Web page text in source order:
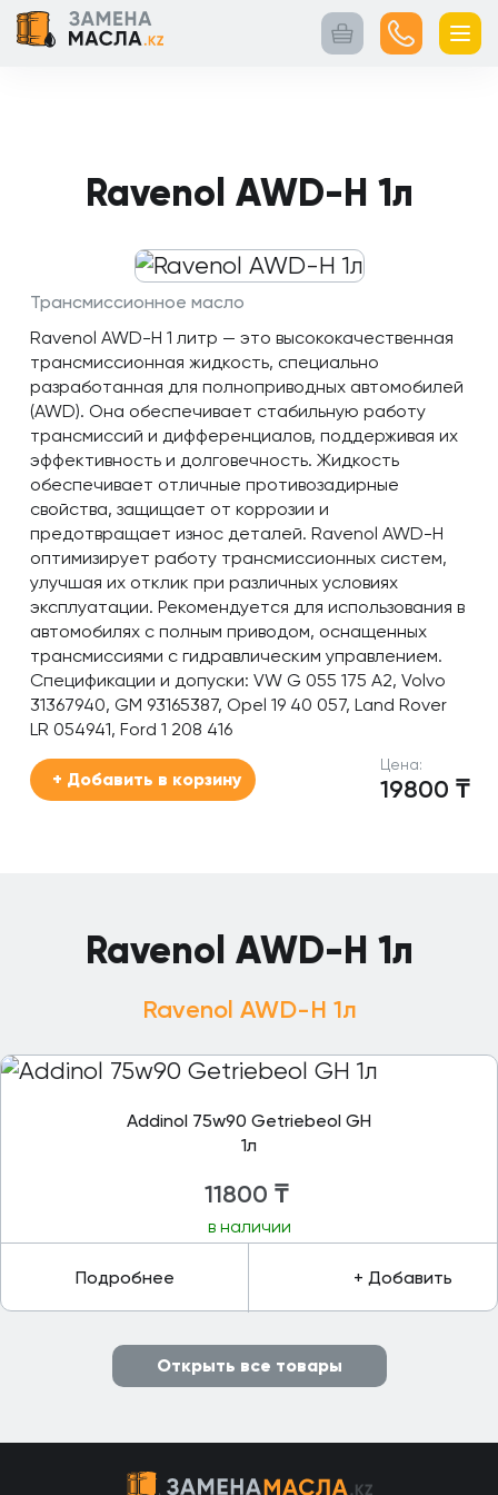
Главная
Контакты
Кейсы
Каталог
Услуги
Ravenol AWD-H 1л
Трансмиссионное масло
Ravenol AWD-H 1 литр — это высококачественная
трансмиссионная жидкость, специально
разработанная для полноприводных автомобилей
(AWD). Она обеспечивает стабильную работу
трансмиссий и дифференциалов, поддерживая их
эффективность и долговечность. Жидкость
обеспечивает отличные противозадирные
свойства, защищает от коррозии и
предотвращает износ деталей. Ravenol AWD-H
оптимизирует работу трансмиссионных систем,
улучшая их отклик при различных условиях
эксплуатации. Рекомендуется для использования в
автомобилях с полным приводом, оснащенных
трансмиссиями с гидравлическим управлением.
Спецификации и допуски: VW G 055 175 A2, Volvo
31367940, GM 93165387, Opel 19 40 057, Land Rover
LR 054941, Ford 1 208 416
Цена:
19800 ₸
+ Добавить в корзину
Ravenol AWD-H 1л
Ravenol AWD-H 1л
Addinol 75w90 Getriebeol GH
1л
11800 ₸
в наличии
Подробнее + Добавить
Открыть все товары